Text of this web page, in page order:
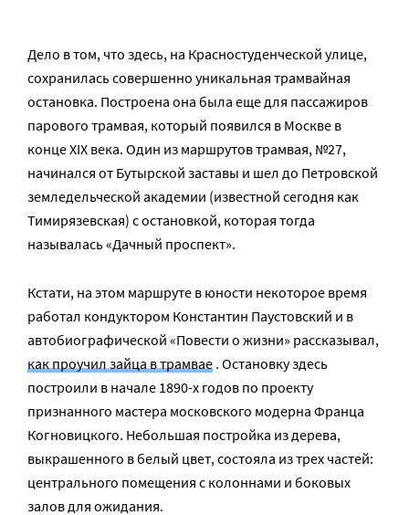
Дело в том, что здесь, на Красностуденческой улице,
сохранилась совершенно уникальная трамвайная
остановка. Построена она была еще для пассажиров
парового трамвая, который появился в Москве в
конце XIX века. Один из маршрутов трамвая, №27,
начинался от Бутырской заставы и шел до Петровской
земледельческой академии (известной сегодня как
Тимирязевская) с остановкой, которая тогда
называлась «Дачный проспект».
Кстати, на этом маршруте в юности некоторое время
работал кондуктором Константин Паустовский и в
автобиографической «Повести о жизни» рассказывал,
как проучил зайца в трамвае . Остановку здесь
построили в начале 1890-х годов по проекту
признанного мастера московского модерна Франца
Когновицкого. Небольшая постройка из дерева,
выкрашенного в белый цвет, состояла из трех частей:
центрального помещения с колоннами и боковых
залов для ожидания.